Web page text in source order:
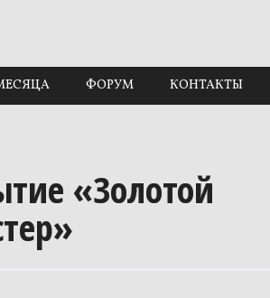
ФОРУМ КОНТАКТЫ
«Золотой